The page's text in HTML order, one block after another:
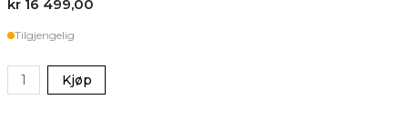
kr 16 499,00
Tilgjengelig
Kjøp